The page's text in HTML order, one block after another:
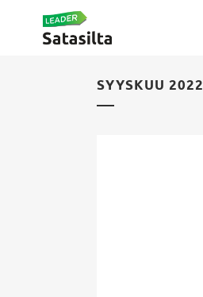
SYYSKUU 2022